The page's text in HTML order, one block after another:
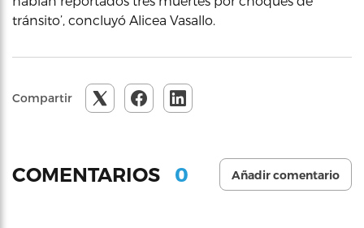
tránsito’, concluyó Alicea Vasallo.
Compartir
COMENTARIOS 0 Añadir comentario